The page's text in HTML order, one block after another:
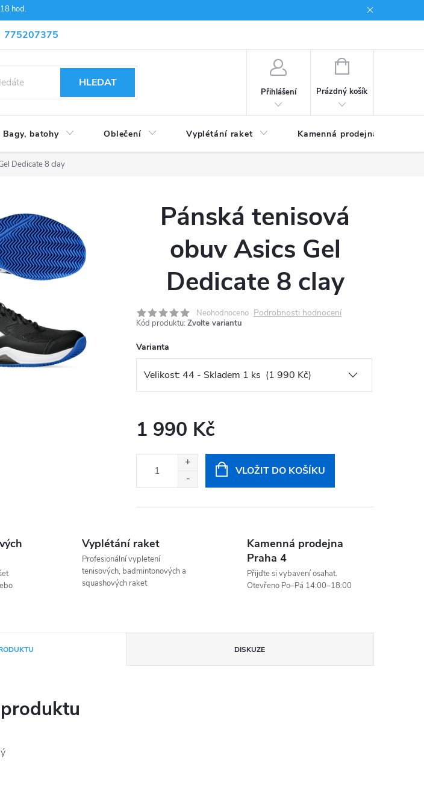
hod.
775207375
HLEDAT
Přihlášení
NÁKUPNÍ
Prázdný košík
Bagy, batohy Oblečení Vyplétání raket Kamenná prodejna
Dedicate 8 clay
Pánská tenisová
obuv Asics Gel
Dedicate 8 clay
Neohodnoceno Podrobnosti hodnocení
Kód produktu: Zvolte variantu
Varianta
1 990 Kč
VLOŽIT DO KOŠÍKU
Vyplétání raket
Profesionální vypletení
tenisových, badmintonových a
squashových raket
Kamenná prodejna
Praha 4
Přijďte si vybavení osahat.
Otevřeno Po–Pá 14:00–18:00
DISKUZE